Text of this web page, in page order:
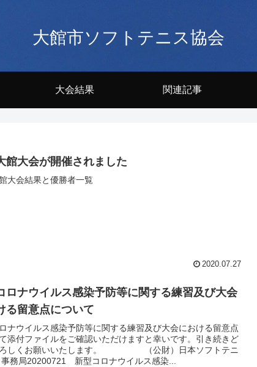
大館市ソフトテニス協会
大会結果 関連記事
館大会が開催されました
大会結果と優勝者一覧
2020.07.27
ロナウイルス感染予防等に関する練習及び大会
る留意点について
ナウイルス感染予防等に関する練習及び大会における留意点
添付ファイルをご確認いただけますと幸いです。引き続きど
ろしくお願いいたします。 （公財）日本ソフトテニ
事務局20200721 新型コロナウイルス感染...